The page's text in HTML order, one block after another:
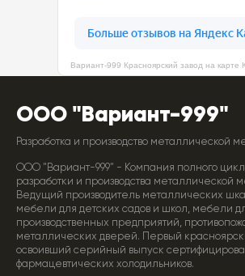
ООО "Вариант-999"
Разработка и производство металлической
ООО "Вариант-999" - Компания полного
разработки и производства металлической
Ведущий производитель металлических
мебели для детских садов и школ, мебели
производственных предприятий,
металлических дверей. Первый
освоивший серийный выпуск
фармацевтических холодильников.